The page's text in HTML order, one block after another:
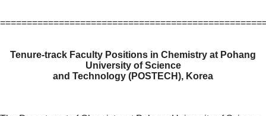
Tenure-track Faculty Positions in Chemistry at Pohang
University of Science
and Technology (POSTECH), Korea